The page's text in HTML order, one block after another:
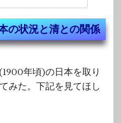
の状況と清との関係
年頃)の日本を取り
みた。下記を見てほし